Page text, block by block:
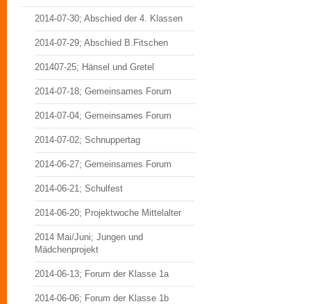
2014-07-30; Abschied der 4. Klassen
2014-07-29; Abschied B.Fitschen
201407-25; Hänsel und Gretel
2014-07-18; Gemeinsames Forum
2014-07-04; Gemeinsames Forum
2014-07-02; Schnuppertag
2014-06-27; Gemeinsames Forum
2014-06-21; Schulfest
2014-06-20; Projektwoche Mittelalter
2014 Mai/Juni; Jungen und
Mädchenprojekt
2014-06-13; Forum der Klasse 1a
2014-06-06; Forum der Klasse 1b